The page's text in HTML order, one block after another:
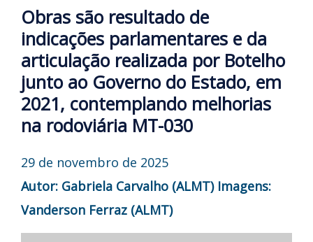
Obras são resultado de
indicações parlamentares e da
articulação realizada por Botelho
junto ao Governo do Estado, em
2021, contemplando melhorias
na rodoviária MT-030
29 de novembro de 2025
Autor: Gabriela Carvalho (ALMT) Imagens:
Vanderson Ferraz (ALMT)